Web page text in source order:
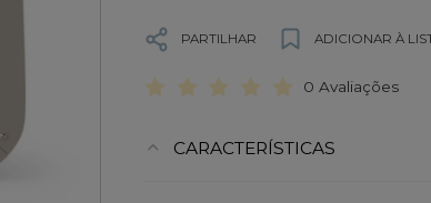
PARTILHAR ADICIONAR À
0 Avaliações
CARACTERÍSTICAS